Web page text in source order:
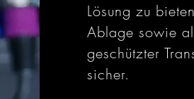
Lösung zu
Ablage sowie
geschützter
sicher.